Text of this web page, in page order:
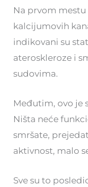
Na prvom
kalcijumovih
indikovani su
ateroskleroze i
sudovima.
Međutim, ovo je
Ništa neće
smršate,
aktivnost, malo
Sve su to